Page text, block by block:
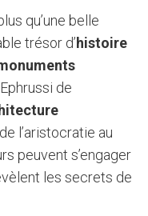
qu’une belle
trésor d’histoire
de
l’aristocratie au
peuvent s’engager
les secrets de